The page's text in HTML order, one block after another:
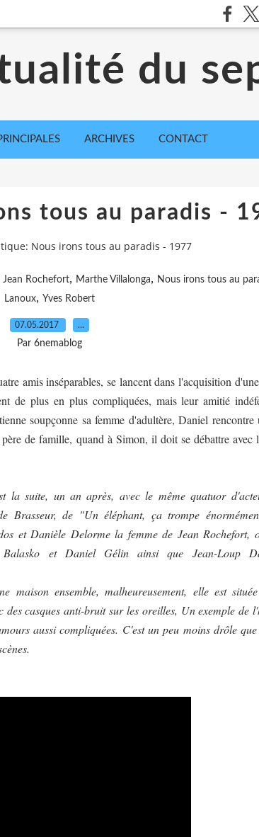
du
ARCHIVES CONTACT
tous au paradis -
Nous irons tous au paradis - 1977
Jean Rochefort, Marthe Villalonga, Nous irons tous au
Lanoux, Yves Robert
07.05.2017 …
Par 6nemablog
amis inséparables, se lancent dans l'acquisition
de plus en plus compliquées, mais leur amitié
soupçonne sa femme d'adultère, Daniel rencontre
de famille, quand à Simon, il doit se débattre avec
la suite, un an après, avec le même quatuor
Brasseur, de "Un éléphant, ça trompe
et Danièle Delorme la femme de Jean Rochefort,
Balasko et Daniel Gélin ainsi que Jean-Loup
maison ensemble, malheureusement, elle est
casques anti-bruit sur les oreilles, Un exemple de
aussi compliquées. C'est un peu moins drôle